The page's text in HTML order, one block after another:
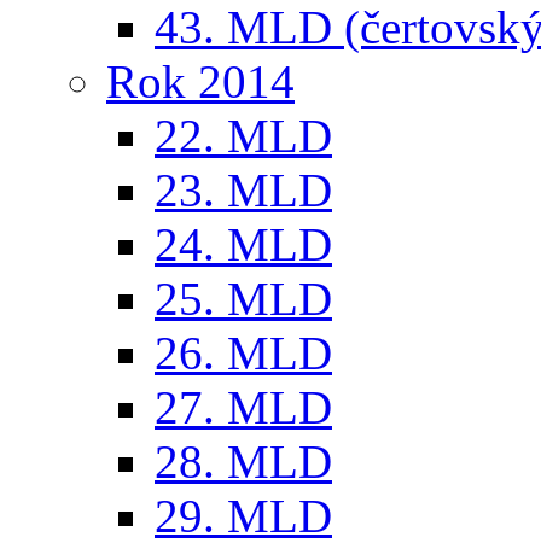
43. MLD
Rok 2014
22. MLD
23. MLD
24. MLD
25. MLD
26. MLD
27. MLD
28. MLD
29. MLD